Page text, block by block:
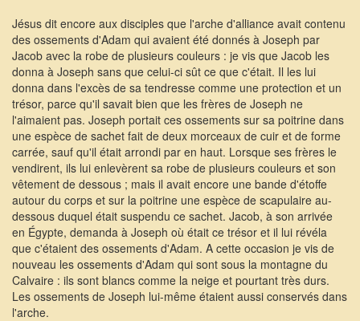
Jésus dit encore aux disciples que l'arche d'alliance avait contenu
des ossements d'Adam qui avaient été donnés à Joseph par
Jacob avec la robe de plusieurs couleurs : je vis que Jacob les
donna à Joseph sans que celui-ci sût ce que c'était. Il les lui
donna dans l'excès de sa tendresse comme une protection et un
trésor, parce qu'il savait bien que les frères de Joseph ne
l'aimaient pas. Joseph portait ces ossements sur sa poitrine dans
une espèce de sachet fait de deux morceaux de cuir et de forme
carrée, sauf qu'il était arrondi par en haut. Lorsque ses frères le
vendirent, ils lui enlevèrent sa robe de plusieurs couleurs et son
vêtement de dessous ; mais il avait encore une bande d'étoffe
autour du corps et sur la poitrine une espèce de scapulaire au-
dessous duquel était suspendu ce sachet. Jacob, à son arrivée
en Égypte, demanda à Joseph où était ce trésor et il lui révéla
que c'étaient des ossements d'Adam. A cette occasion je vis de
nouveau les ossements d'Adam qui sont sous la montagne du
Calvaire : ils sont blancs comme la neige et pourtant très durs.
Les ossements de Joseph lui-même étaient aussi conservés dans
l'arche.